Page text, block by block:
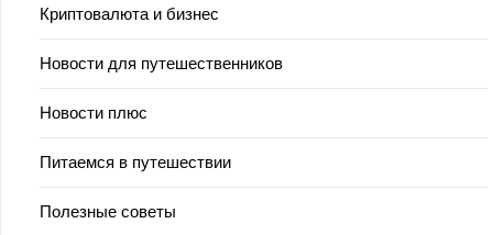
Криптовалюта и бизнес
Новости для путешественников
Новости плюс
Питаемся в путешествии
Полезные советы